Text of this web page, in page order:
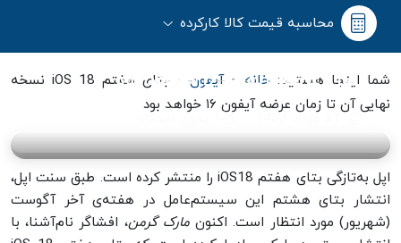
محاسبه قیمت کالا کارکرده
شما اینجا هستید: خانه-آیفون-
بتای هفتم iOS 18 نسخه
نهایی آن تا زمان عرضه آیفون ۱۶ خواهد بود
آیفون
بتای هفتم iOS 18 نسخه نهایی آن تا
زمان عرضه آیفون ۱۶ خواهد بود
بدون دیدگاه
اپل به‌تازگی بتای هفتم iOS18 را منتشر کرده است. طبق سنت اپل،
انتشار بتای هشتم این سیستم‌عامل در هفته‌ی آخر آگوست
(شهریور) مورد انتظار است. اکنونمارک گرمن، افشاگر نام‌آشنا، با